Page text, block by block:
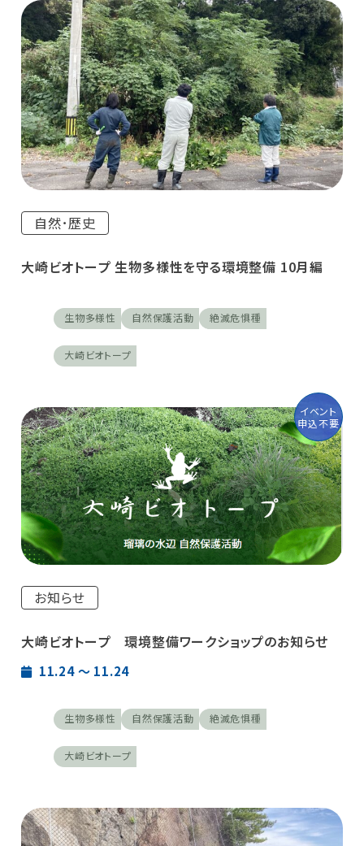
自然･歴史
大崎ビオトープ 生物多様性を守る環境整備 10月編
生物多様性 自然保護活動 絶滅危惧種
大崎ビオトープ
イベント
申込不要
お知らせ
大崎ビオトープ 環境整備ワークショップのお知らせ
11.24 〜 11.24
生物多様性 自然保護活動 絶滅危惧種
大崎ビオトープ